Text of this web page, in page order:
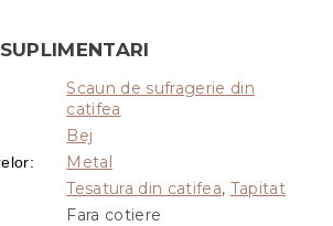
Scaun de sufragerie din
catifea
Bej
: Metal
Tesatura din catifea, Tapitat
Fara cotiere